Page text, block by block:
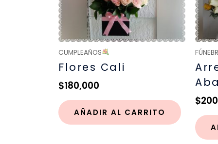
CUMPLEAÑOS
Flores Cali
$180,000
AÑADIR AL CARRITO
$